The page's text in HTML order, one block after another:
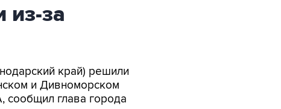
за
край) решили
и Дивноморском
сообщил глава города